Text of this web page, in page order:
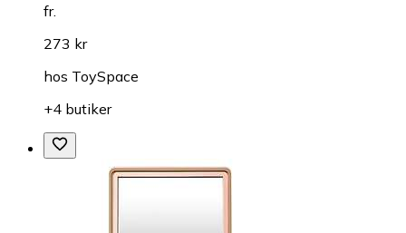
fr.
273 kr
hos ToySpace
+4 butiker